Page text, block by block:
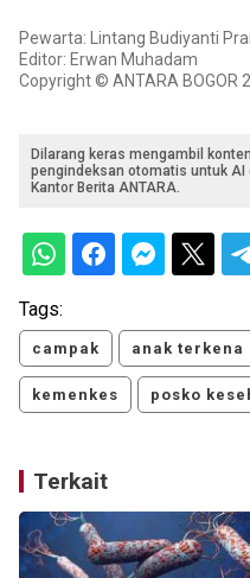
Pewarta: Lintang Budiyanti
Editor: Erwan Muhadam
Copyright © ANTARA BOGOR
Dilarang keras mengambil
pengindeksan otomatis untuk
Kantor Berita ANTARA.
Tags:
campak anak terkena
kemenkes posko
Terkait